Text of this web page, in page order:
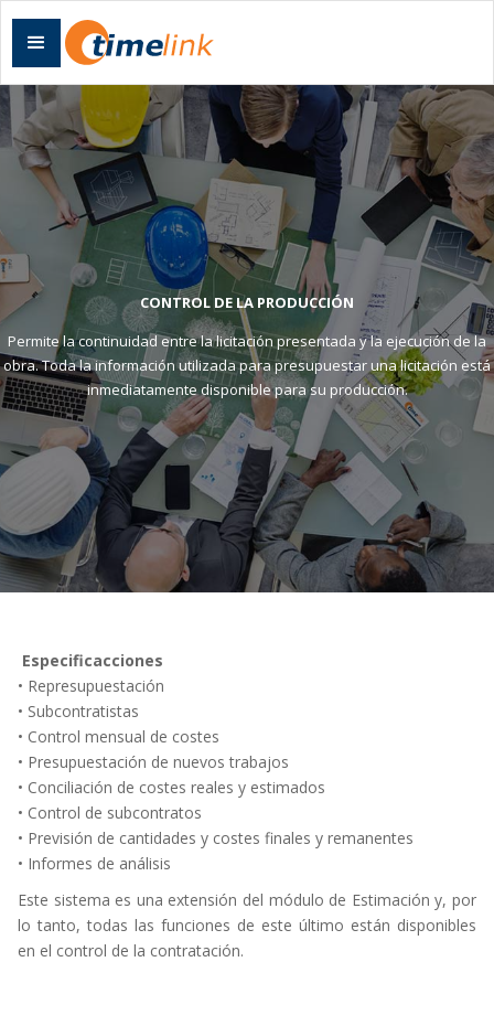
CONTROL DE LA PRODUCCIÓN
Permite la continuidad entre la licitación presentada y la ejecución de la
obra. Toda la información utilizada para presupuestar una licitación está
inmediatamente disponible para su producción.
Especificacciones
• Represupuestación
• Subcontratistas
• Control mensual de costes
• Presupuestación de nuevos trabajos
• Conciliación de costes reales y estimados
• Control de subcontratos
• Previsión de cantidades y costes finales y remanentes
• Informes de análisis
Este sistema es una extensión del módulo de Estimación y, por
lo tanto, todas las funciones de este último están disponibles
en el control de la contratación.